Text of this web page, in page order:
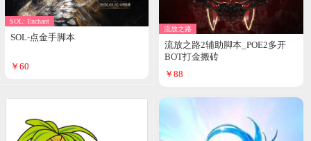
SOL: Enchant
SOL-点金手脚本
￥60
流放之路
流放之路2辅助脚本_POE2多开
BOT打金搬砖
￥88